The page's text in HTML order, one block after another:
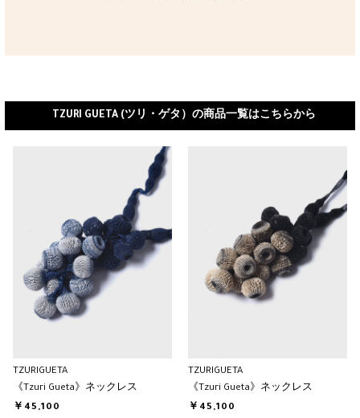
TZURI GUETA (ツリ・ゲタ）の商品一覧はこちらから
TZURIGUETA
《Tzuri Gueta》ネックレス
￥45,100
TZURIGUETA
《Tzuri Gueta》ネックレス
￥45,100